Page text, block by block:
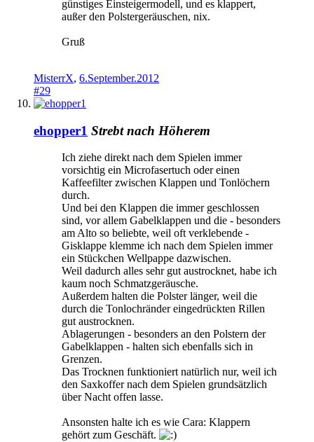
günstiges Einsteigermodell, und es klappert,
außer den Polstergeräuschen, nix.
Gruß
MisterrX, 6.September.2012
#29
ehopper1 Strebt nach Höherem
Ich ziehe direkt nach dem Spielen immer
vorsichtig ein Microfasertuch oder einen
Kaffeefilter zwischen Klappen und Tonlöchern
durch.
Und bei den Klappen die immer geschlossen
sind, vor allem Gabelklappen und die - besonders
am Alto so beliebte, weil oft verklebende -
Gisklappe klemme ich nach dem Spielen immer
ein Stückchen Wellpappe dazwischen.
Weil dadurch alles sehr gut austrocknet, habe ich
kaum noch Schmatzgeräusche.
Außerdem halten die Polster länger, weil die
durch die Tonlochränder eingedrückten Rillen
gut austrocknen.
Ablagerungen - besonders an den Polstern der
Gabelklappen - halten sich ebenfalls sich in
Grenzen.
Das Trocknen funktioniert natürlich nur, weil ich
den Saxkoffer nach dem Spielen grundsätzlich
über Nacht offen lasse.
Ansonsten halte ich es wie Cara: Klappern
gehört zum Geschäft.